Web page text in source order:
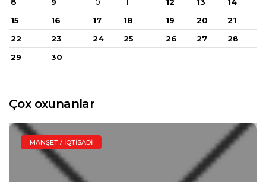
15
16 17 18 19 20
21
22
23 24 25 26 27
28
29
30
Çox oxunanlar
MANŞET / İQTISADI